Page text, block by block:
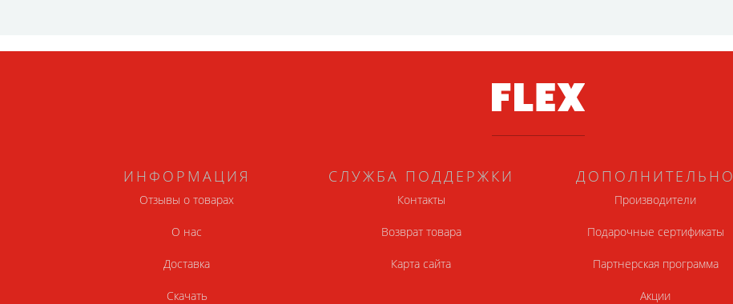
ИНФОРМАЦИЯ
Отзывы о товарах
О нас
Доставка
Скачать
СЛУЖБА ПОДДЕРЖКИ
Контакты
Возврат товара
Карта сайта
ДОПОЛНИТЕЛЬНО
Производители
Подарочные сертификаты
Партнерская программа
Акции